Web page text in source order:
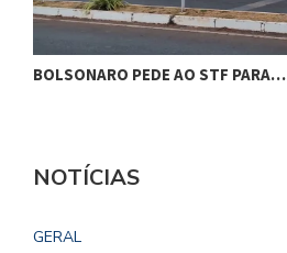
BOLSONARO PEDE AO STF PARA…
NOTÍCIAS
GERAL